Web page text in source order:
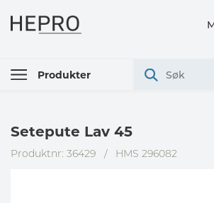
Produkter
Setepute Lav 45
Produktnr: 36429 / HMS 296082